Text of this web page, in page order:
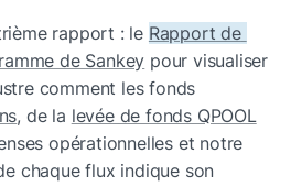
rapport : le Rapport de
de Sankey pour visualiser
comment les fonds
, de la levée de fonds QPOOL
chaque flux indique son